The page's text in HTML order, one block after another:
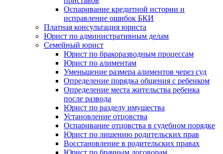
Оспаривание кредитной истории и
исправление ошибок БКИ
Платная консультация юриста
Юрист по административным делам
Семейный юрист
Юрист по бракоразводным процессам
Юрист по алиментам
Уменьшение размера алиментов через суд
Определение порядка общения с ребенком
Определение места жительства ребенка
после развода
Юрист по разделу имущества
Установление отцовства
Оспаривание отцовства в судебном порядке
Юрист по лишению родительских прав
Восстановление в родительских правах
Юрист по брачным договорам